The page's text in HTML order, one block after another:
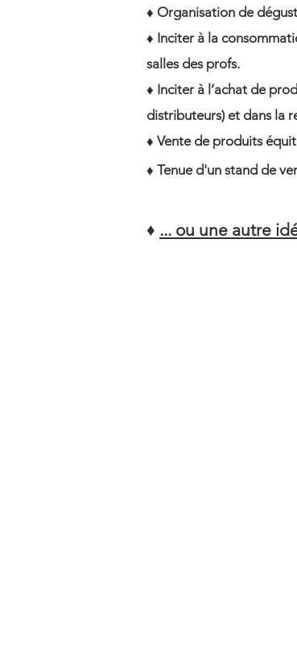
♦ Organisation de
♦ Inciter à la
salles des profs.
♦ Inciter à l’achat de
distributeurs) et dans la
♦ Vente de produits
♦ Tenue d'un stand de
♦ ... ou une autre